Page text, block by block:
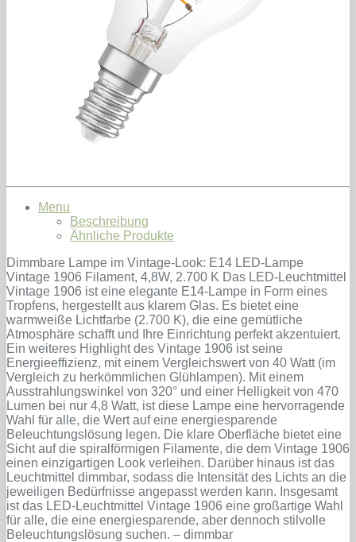
Menu
Beschreibung
Ähnliche Produkte
Dimmbare Lampe im Vintage-Look: E14 LED-Lampe
Vintage 1906 Filament, 4,8W, 2.700 K Das LED-Leuchtmittel
Vintage 1906 ist eine elegante E14-Lampe in Form eines
Tropfens, hergestellt aus klarem Glas. Es bietet eine
warmweiße Lichtfarbe (2.700 K), die eine gemütliche
Atmosphäre schafft und Ihre Einrichtung perfekt akzentuiert.
Ein weiteres Highlight des Vintage 1906 ist seine
Energieeffizienz, mit einem Vergleichswert von 40 Watt (im
Vergleich zu herkömmlichen Glühlampen). Mit einem
Ausstrahlungswinkel von 320° und einer Helligkeit von 470
Lumen bei nur 4,8 Watt, ist diese Lampe eine hervorragende
Wahl für alle, die Wert auf eine energiesparende
Beleuchtungslösung legen. Die klare Oberfläche bietet eine
Sicht auf die spiralförmigen Filamente, die dem Vintage 1906
einen einzigartigen Look verleihen. Darüber hinaus ist das
Leuchtmittel dimmbar, sodass die Intensität des Lichts an die
jeweiligen Bedürfnisse angepasst werden kann. Insgesamt
ist das LED-Leuchtmittel Vintage 1906 eine großartige Wahl
für alle, die eine energiesparende, aber dennoch stilvolle
Beleuchtungslösung suchen. – dimmbar